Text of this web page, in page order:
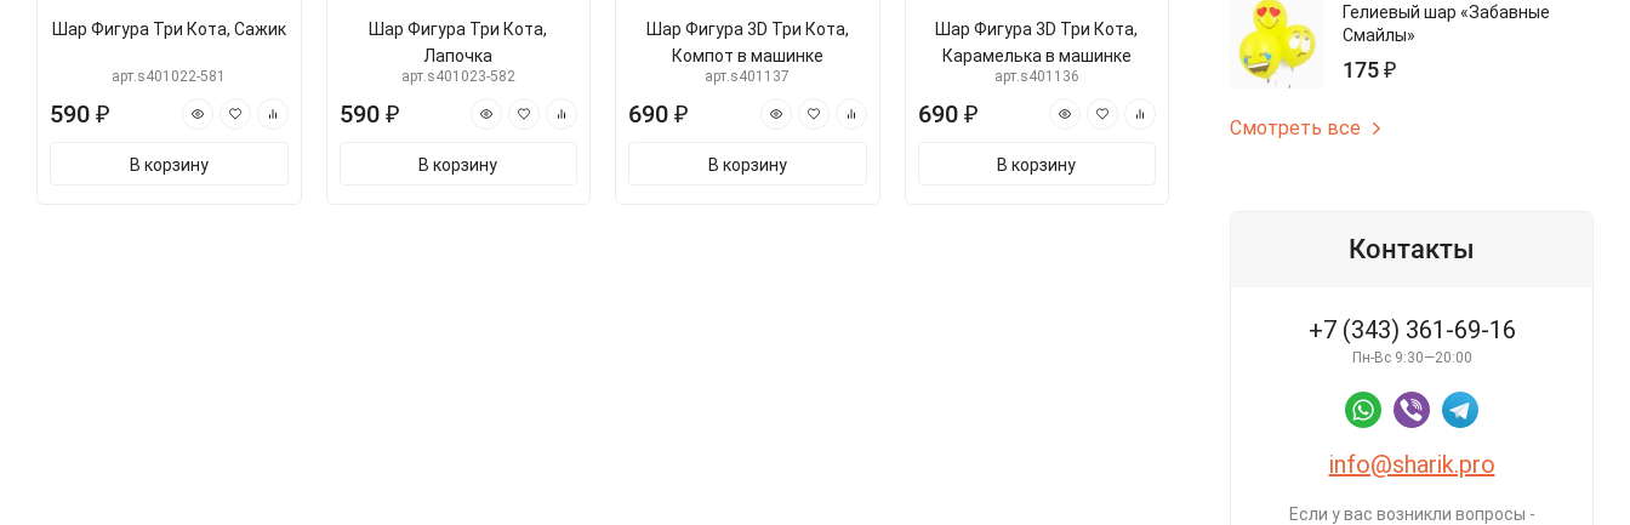
Шар Фигура Три Кота, Сажик
арт.s401022-581
590 ₽
В корзину
Шар Фигура Три Кота,
Лапочка
арт.s401023-582
590 ₽
В корзину
Шар Фигура 3D Три Кота,
Компот в машинке
арт.s401137
690 ₽
В корзину
Шар Фигура 3D Три Кота,
Карамелька в машинке
арт.s401136
690 ₽
В корзину
Ходячий Шар Фигура 3D Три
Кота, Коржик в машинке
арт.s401138
690 ₽
Гелиевый шар «Забавные
Смайлы»
175 ₽
Смотреть все
Контакты
+7 (343) 361-69-16
Пн-Вс 9:30—20:00
info@sharik.pro
Если у вас возникли вопросы -